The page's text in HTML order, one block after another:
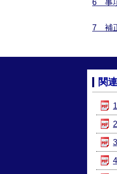
6 事
7 補
関